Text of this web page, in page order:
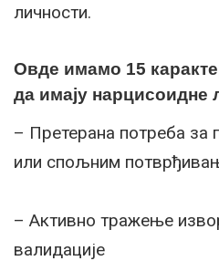
личности.
Овде имамо 15
да имају нарцисоидне
– Претерана потреба
или спољним
– Активно тражење
валидације